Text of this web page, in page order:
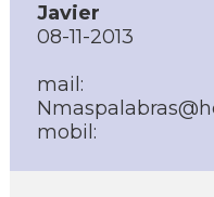
Javier
08-11-2013
mail:
mobil: